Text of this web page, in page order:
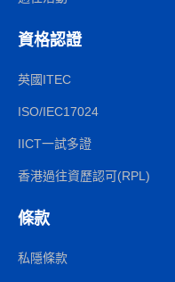
資格認證
英國ITEC
ISO/IEC17024
IICT一試多證
香港過往資歷認可(RPL)
條款
私隱條款